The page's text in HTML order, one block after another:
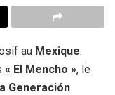
au Mexique.
« El Mencho », le
Generación